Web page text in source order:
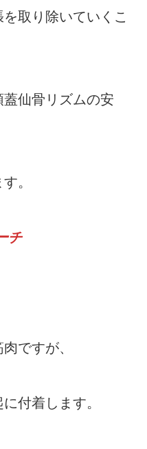
取り除いていくこ
仙骨リズムの安
。
チ
ですが、
付着します。